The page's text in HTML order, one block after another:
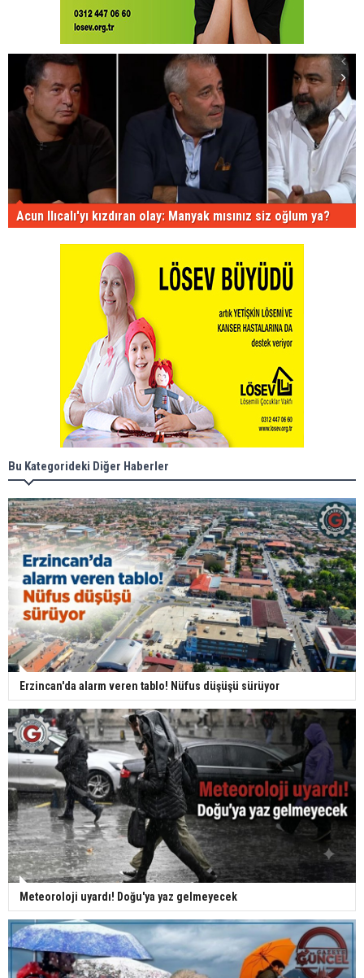
Acun Ilıcalı'yı kızdıran olay: Manyak mısınız siz oğlum ya?
Bu Kategorideki Diğer Haberler
Erzincan'da alarm veren tablo! Nüfus düşüşü sürüyor
Meteoroloji uyardı! Doğu'ya yaz gelmeyecek